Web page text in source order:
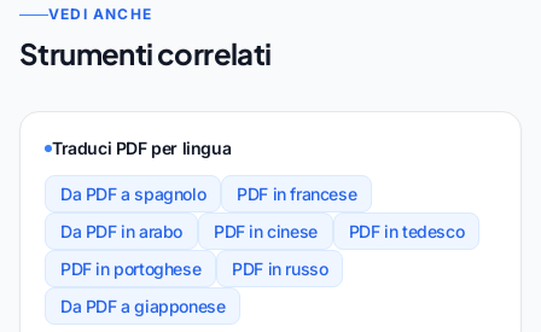
VEDI ANCHE
Strumenti correlati
Traduci PDF per lingua
Da PDF a spagnolo
PDF in francese
Da PDF in arabo
PDF in cinese
PDF in tedesco
PDF in portoghese
PDF in russo
Da PDF a giapponese